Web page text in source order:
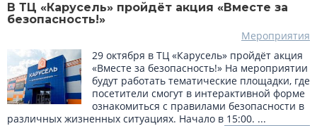
В ТЦ «Карусель» пройдёт акция «Вместе за
безопасность!»
Мероприятия
29 октября в ТЦ «Карусель» пройдёт акция
«Вместе за безопасность!» На мероприятии
будут работать тематические площадки, где
посетители смогут в интерактивной форме
ознакомиться с правилами безопасности в
различных жизненных ситуациях. Начало в 15:00. ...